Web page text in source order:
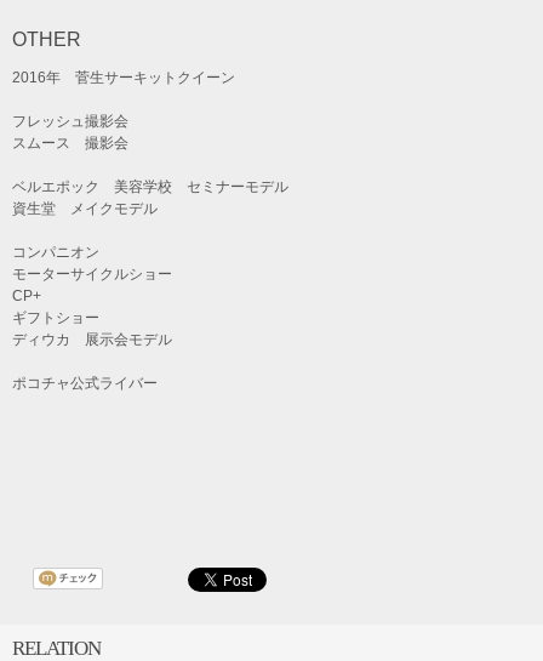
OTHER
2016年 菅生サーキットクイーン
フレッシュ撮影会
スムース 撮影会
ベルエポック 美容学校 セミナーモデル
資生堂 メイクモデル
コンパニオン
モーターサイクルショー
CP+
ギフトショー
ディウカ 展示会モデル
ポコチャ公式ライバー
RELATION